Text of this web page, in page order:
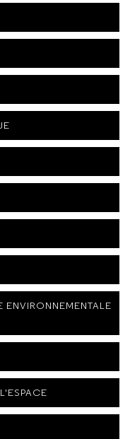
ENVIRONNEMENTALE